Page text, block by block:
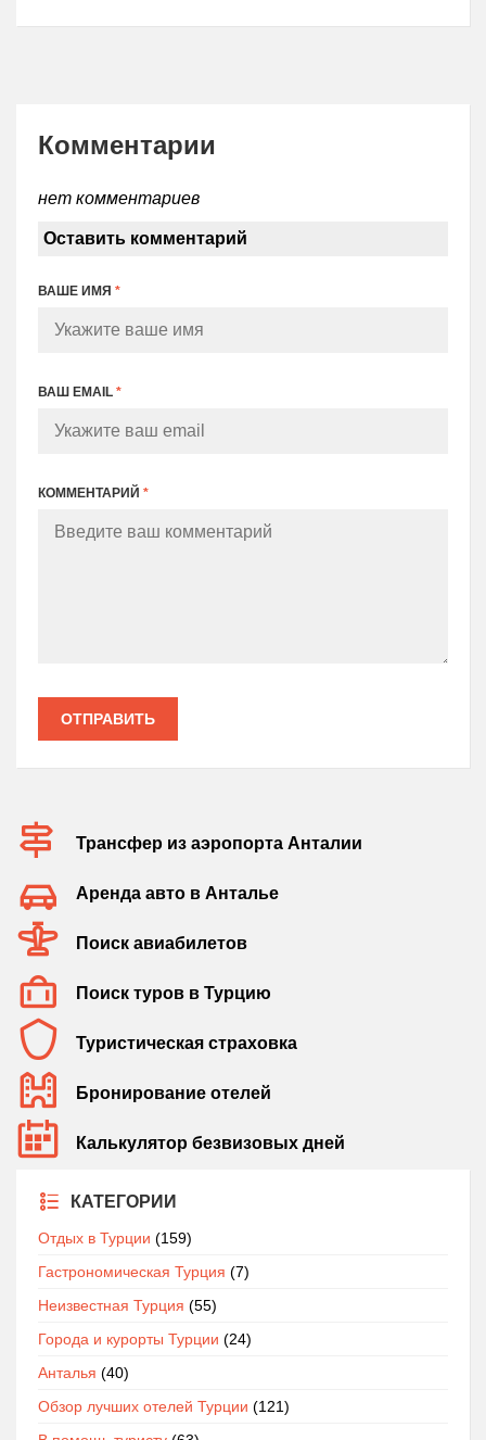
Комментарии
нет комментариев
Оставить комментарий
ВАШЕ ИМЯ *
ВАШ EMAIL *
КОММЕНТАРИЙ *
ОТПРАВИТЬ
Трансфер из аэропорта Анталии
Аренда авто в Анталье
Поиск авиабилетов
Поиск туров в Турцию
Туристическая страховка
Бронирование отелей
Калькулятор безвизовых дней
КАТЕГОРИИ
Отдых в Турции (159)
Гастрономическая Турция (7)
Неизвестная Турция (55)
Города и курорты Турции (24)
Анталья (40)
Обзор лучших отелей Турции (121)